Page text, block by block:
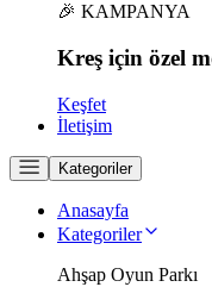
🎉 KAMPANYA
Kreş için özel
Keşfet
İletişim
Kategoriler
Anasayfa
Kategoriler
Ahşap Oyun Parkı